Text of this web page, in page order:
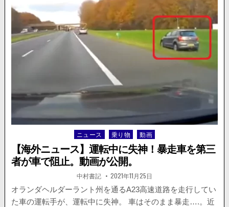
Posted
in
ニュース 乗り物 動画
【海外ニュース】運転中に失神！暴走車を第三
者が車で阻止。動画が公開。
著
者:
中村書記 掲
載
日：
2021年11月25日
オランダヘルダーラント州を通るA23高速道路を走行してい
た車の運転手が、運転中に失神。 車はそのまま暴走….。近